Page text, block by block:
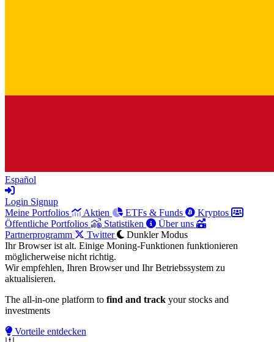
Español
Login Signup
Meine Portfolios
Aktien ETFs & Funds
Kryptos
Öffentliche Portfolios
Statistiken
Über uns
Partnerprogramm
Twitter
Dunkler Modus
Ihr Browser ist alt. Einige Moning-Funktionen funktionieren
möglicherweise nicht richtig.
Wir empfehlen, Ihren Browser und Ihr Betriebssystem zu
aktualisieren.
The all-in-one platform to find and track your stocks and
investments
Vorteile entdecken